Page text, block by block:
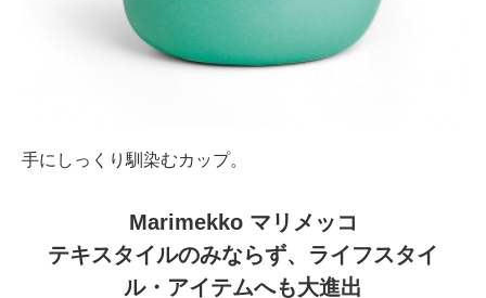
手にしっくり馴染むカップ。
Marimekko マリメッコ
テキスタイルのみならず、ライフスタイ
ル・アイテムへも大進出